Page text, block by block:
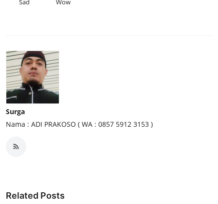
Surga
Nama : ADI PRAKOSO ( WA : 0857 5912 3153 )
Related Posts